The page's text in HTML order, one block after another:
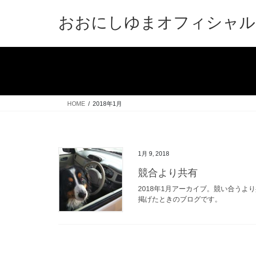
おおにしゆまオフィシャ
HOME 2018年1月
1月 9, 2018
競合より共有
2018年1月アーカイブ。競い合うよ
掲げたときのブログです。